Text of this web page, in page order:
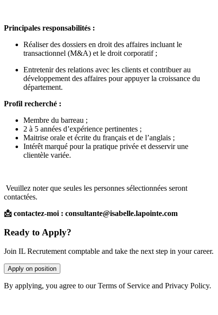
Principales responsabilités :
Réaliser des dossiers en droit des affaires incluant le
transactionnel (M&A) et le droit corporatif ;
Entretenir des relations avec les clients et contribuer au
développement des affaires pour appuyer la croissance du
département.
Profil recherché :
Membre du barreau ;
2 à 5 années d’expérience pertinentes ;
Maitrise orale et écrite du français et de l’anglais ;
Intérêt marqué pour la pratique privée et desservir une
clientèle variée.
Veuillez noter que seules les personnes sélectionnées seront
contactées.
📩 contactez-moi : consultante@isabelle.lapointe.com
Ready to Apply?
Join IL Recrutement comptable and take the next step in your career.
Apply on position
By applying, you agree to our Terms of Service and Privacy Policy.